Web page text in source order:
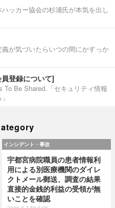
ッカー協会の杉浦氏が本気を出し
が気づいたらいつの間にかすっか
登録について]
To Be Shared.「セキュリティ情報
インシデント・事故
宇都宮病院職員の患者情報利
用による別医療機関のダイレ
クトメール郵送、調査の結果
直接的金銭的利益の受領が無
いことを確認